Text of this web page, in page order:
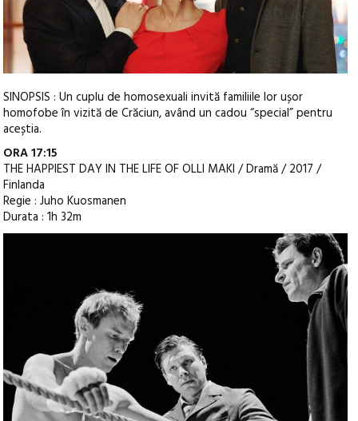
SINOPSIS : Un cuplu de homosexuali invită familiile lor ușor
homofobe în vizită de Crăciun, având un cadou “special” pentru
aceștia.
ORA 17:15
THE HAPPIEST DAY IN THE LIFE OF OLLI MAKI / Dramă / 2017 /
Finlanda
Regie : Juho Kuosmanen
Durata : 1h 32m